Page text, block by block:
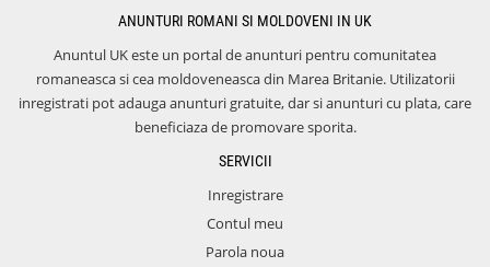
ANUNTURI ROMANI SI MOLDOVENI IN UK
Anuntul UK este un portal de anunturi pentru comunitatea
romaneasca si cea moldoveneasca din Marea Britanie. Utilizatorii
inregistrati pot adauga anunturi gratuite, dar si anunturi cu plata, care
beneficiaza de promovare sporita.
SERVICII
Inregistrare
Contul meu
Parola noua